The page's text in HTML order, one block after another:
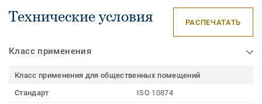
Технические условия РАСПЕЧАТАТЬ
Класс применения
Класс применения для общественных помещений
Стандарт
ISO 10874